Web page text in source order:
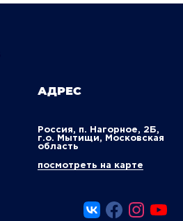
АДРЕС
Россия, п. Нагорное, 2Б,
г.о. Мытищи, Московская
область
посмотреть на карте